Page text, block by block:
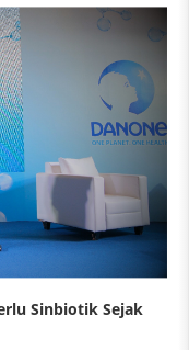
Sinbiotik Sejak